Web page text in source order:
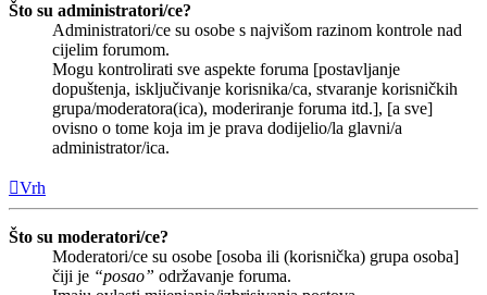
Što su administratori/ce?
Administratori/ce su osobe s najvišom razinom kontrole nad
cijelim forumom.
Mogu kontrolirati sve aspekte foruma [postavljanje
dopuštenja, isključivanje korisnika/ca, stvaranje korisničkih
grupa/moderatora(ica), moderiranje foruma itd.], [a sve]
ovisno o tome koja im je prava dodijelio/la glavni/a
administrator/ica.
Vrh
Što su moderatori/ce?
Moderatori/ce su osobe [osoba ili (korisnička) grupa osoba]
čiji je “posao” održavanje foruma.